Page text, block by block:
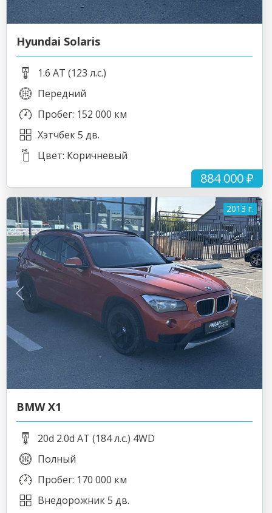
884 000 ₽
Hyundai Solaris
1.6 AT (123 л.с.)
Передний
Пробег: 152 000 км
Хэтчбек 5 дв.
Цвет: Коричневый
2013 г.
BMW X1
20d 2.0d AT (184 л.с.) 4WD
Полный
Пробег: 170 000 км
Внедорожник 5 дв.